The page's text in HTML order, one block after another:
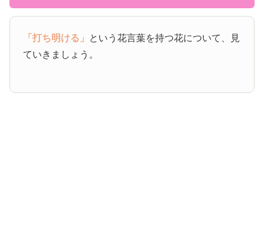
「打ち明ける」 という花言葉を持つ花について、見
ていきましょう。